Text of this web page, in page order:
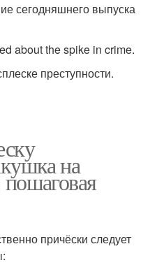
сегодняшнего выпуска
about the spike in crime.
преступности.
на
причёски следует